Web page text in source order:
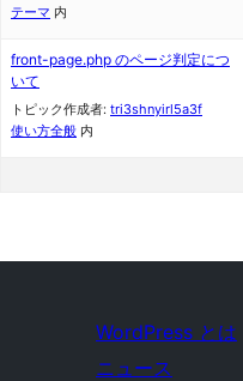
テーマ 内
front-page.php のページ判定につ
いて
トピック作成者: tri3shnyirl5a3f
使い方全般 内
WordPress とは
ニュース